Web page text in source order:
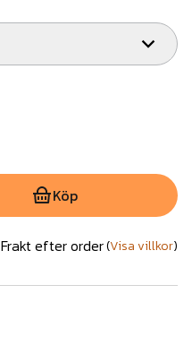
Köp
Frakt efter order(Visa villkor)